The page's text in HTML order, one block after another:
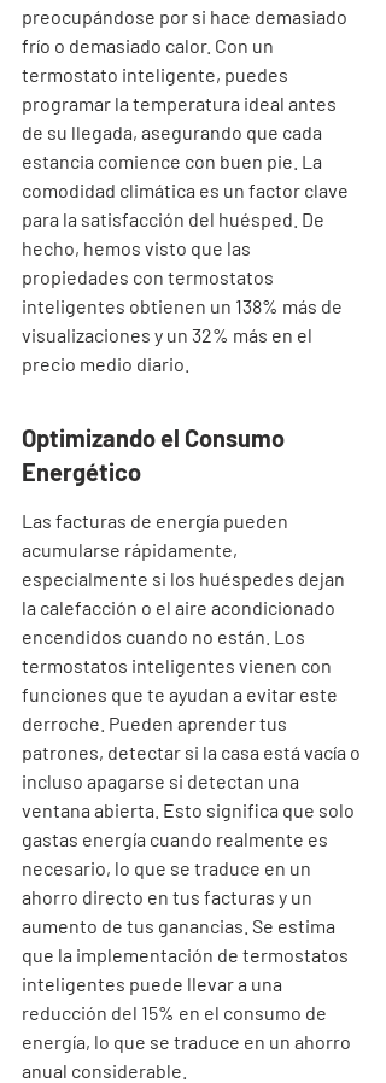
preocupándose por si hace demasiado
frío o demasiado calor. Con un
termostato inteligente, puedes
programar la temperatura ideal antes
de su llegada, asegurando que cada
estancia comience con buen pie. La
comodidad climática es un factor clave
para la satisfacción del huésped. De
hecho, hemos visto que las
propiedades con termostatos
inteligentes obtienen un 138% más de
visualizaciones y un 32% más en el
precio medio diario.
Optimizando el Consumo
Energético
Las facturas de energía pueden
acumularse rápidamente,
especialmente si los huéspedes dejan
la calefacción o el aire acondicionado
encendidos cuando no están. Los
termostatos inteligentes vienen con
funciones que te ayudan a evitar este
derroche. Pueden aprender tus
patrones, detectar si la casa está vacía o
incluso apagarse si detectan una
ventana abierta. Esto significa que solo
gastas energía cuando realmente es
necesario, lo que se traduce en un
ahorro directo en tus facturas y un
aumento de tus ganancias. Se estima
que la implementación de termostatos
inteligentes puede llevar a una
reducción del 15% en el consumo de
energía, lo que se traduce en un ahorro
anual considerable.